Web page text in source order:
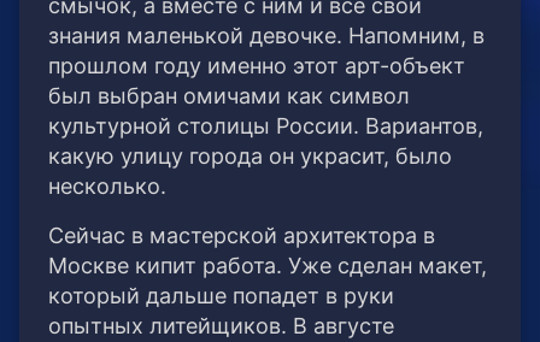
смычок, а вместе с ним и все свои
знания маленькой девочке. Напомним, в
прошлом году именно этот арт-объект
был выбран омичами как символ
культурной столицы России. Вариантов,
какую улицу города он украсит, было
несколько.
Сейчас в мастерской архитектора в
Москве кипит работа. Уже сделан макет,
который дальше попадет в руки
опытных литейщиков. В августе